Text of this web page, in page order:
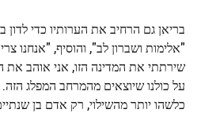
בריאן גם הרחיב את הערותיו כדי לדון
"אלימות ושברון לב", והוסיף, "אנחנו
שירתתי את המדינה הזו, אני אוהב את
על כולנו שיוצאים מהמרחב המפלג
כלשהו יותר מהשילוי, רק אדם בן